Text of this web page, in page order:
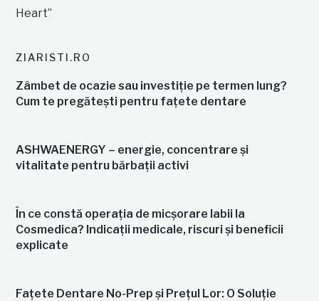
ZIARISTI.RO
Zâmbet de ocazie sau investiție pe termen lung?
Cum te pregătești pentru fațete dentare
ASHWAENERGY – energie, concentrare și
vitalitate pentru bărbații activi
În ce constă operația de micșorare labii la
Cosmedica? Indicații medicale, riscuri și beneficii
explicate
Fațete Dentare No-Prep și Prețul Lor: O Soluție